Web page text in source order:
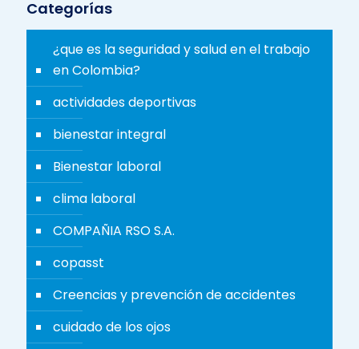
Categorías
¿que es la seguridad y salud en el trabajo
en Colombia?
actividades deportivas
bienestar integral
Bienestar laboral
clima laboral
COMPAÑIA RSO S.A.
copasst
Creencias y prevención de accidentes
cuidado de los ojos